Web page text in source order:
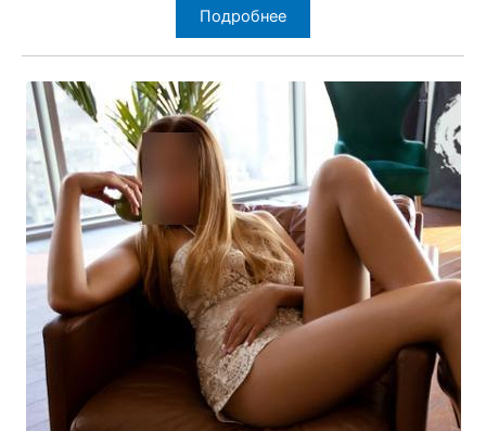
Подробнее